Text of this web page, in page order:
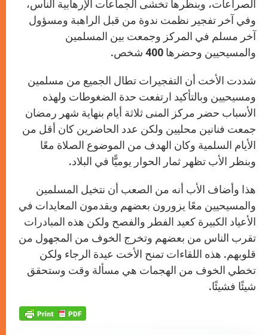
الصراعات، وبنظرها تخشى الجماعات الإرهابية الناس،
وفي آخر تفجير نظمت ندوة من قبل الراهبة ومسؤول
آخر مسلم في المركز وجمعت بين المسلمين
والمسيحيين وحضرها 400 شخص.
شددت الأخت أن التفجيرات تطال الجميع من مسلمين
ومسيحيين وبالتأكيد ارتفعت حدة الضغوطات ولهذه
الأسباب حضر مركز المنى ثلاثة أيام بنهاية شهر رمضان
جمعت فنانين محليين ولكن عدد الحاضرين كان أقل من
الأيام السلمية وكان الهدف من الموضوع الصلاة معًا
وبنظر الأب تظهر ثمار الحوار يوميًّا في البلاد.
هذا وأضاف الأب أنه من الصعب أن نتخيل المسلمين
والمسيحيين معًا يزورون بعضهم ويقدمون المعايدات في
الأعياد الكبيرة كعيد الفطر والفصح ولكن هذه المبادرات
تقرب الناس من بعضهم وتخرج الخوف من المجهول من
قلوبهم. هذه اللقاءات تمنح الأخت عيدة الرجاء ولكن
تخطي الخوف من الهجمات هي مسألة وقت وستحقق
شيئًا فشيئًا.